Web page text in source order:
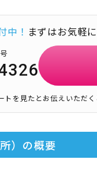
中！ まずはお気軽
を見たとお伝えいただく
） の概要